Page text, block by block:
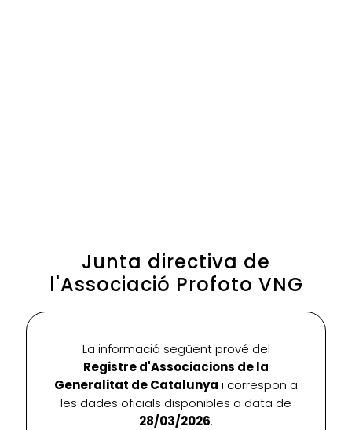
Junta directiva de
l'Associació Profoto VNG
La informació següent prové del
Registre d'Associacions de la
Generalitat de Catalunya i correspon a
les dades oficials disponibles a data de
28/03/2026.